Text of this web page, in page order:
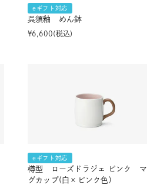
eギフト対応
呉須釉 めん鉢
¥6,600 税込
eギフト対応
樽型 ローズドラジェ ピンク マ
グカップ(白×ピンク色)